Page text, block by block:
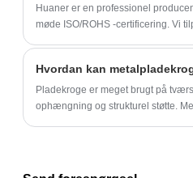
Huaner er en professionel
møde ISO/ROHS -certificering. Vi
Pladekroge er meget brugt på
ophængning og strukturel støtte.